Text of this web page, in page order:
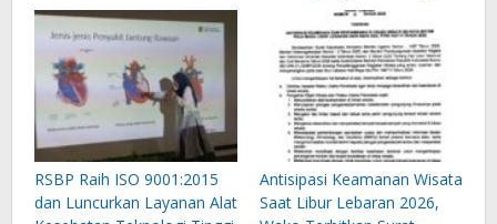
RSBP Raih ISO 9001:2015
dan Luncurkan Layanan Alat
Antisipasi Keamanan Wisata
Saat Libur Lebaran 2026,